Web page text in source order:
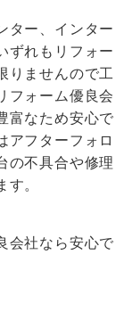
ター、インター
ずれもリフォー
りませんので工
フォーム優良会
富なため安心で
アフターフォロ
の不具合や修理
。
会社なら安心で